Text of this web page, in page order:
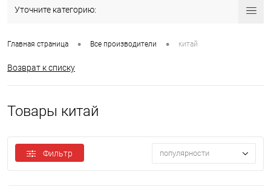
Уточните категорию:
Главная страница • Все производители • китай
Возврат к списку
Товары китай
Фильтр популярности